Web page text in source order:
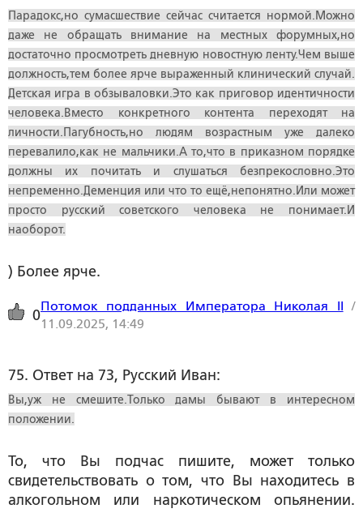
Парадокс,но сумасшествие сейчас считается нормой.Можно
даже не обращать внимание на местных форумных,но
достаточно просмотреть дневную новостную ленту.Чем выше
должность,тем более ярче выраженный клинический случай.
Детская игра в обзываловки.Это как приговор идентичности
человека.Вместо конкретного контента переходят на
личности.Пагубность,но людям возрастным уже далеко
перевалило,как не мальчики.А то,что в приказном порядке
должны их почитать и слушаться безпрекословно.Это
непременно.Деменция или что то ещё,непонятно.Или может
просто русский советского человека не понимает.И
наоборот.
) Более ярче.
0
Потомок подданных Императора Николая II /
11.09.2025, 14:49
75. Ответ на 73, Русский Иван:
Вы,уж не смешите.Только дамы бывают в интересном
положении.
То, что Вы подчас пишите, может только
свидетельствовать о том, что Вы находитесь в
алкогольном или наркотическом опьянении.